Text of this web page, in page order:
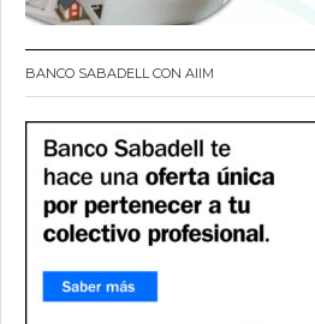
BANCO SABADELL CON AIIM